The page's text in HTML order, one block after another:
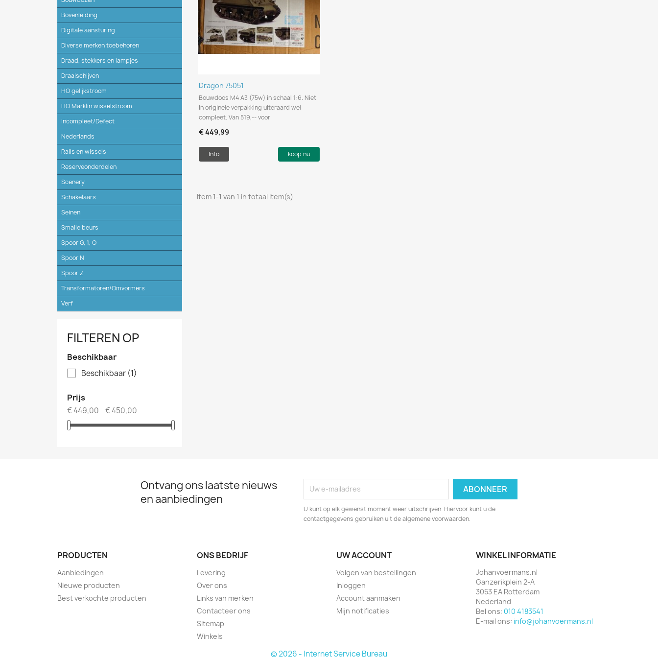
Bovenleiding
Digitale aansturing
Diverse merken toebehoren
Draad, stekkers en lampjes
Draaischijven
HO gelijkstroom
HO Marklin wisselstroom
Incompleet/Defect
Nederlands
Rails en wissels
Reserveonderdelen
Scenery
Schakelaars
Seinen
Smalle beurs
Spoor G, 1, O
Spoor N
Spoor Z
Transformatoren/Omvormers
Verf
FILTEREN OP
Beschikbaar
Beschikbaar (1)
Prijs
€ 449,00 - € 450,00
Snel bekijken
Dragon 75051
Bouwdoos M4 A3 (75w) in schaal 1:6. Niet
in originele verpakking uiteraard wel
compleet. Van 519,-- voor
€ 449,99
Info koop nu
Item 1-1 van 1 in totaal item(s)
Ontvang ons laatste nieuws
en aanbiedingen
U kunt op elk gewenst moment weer uitschrijven. Hiervoor kunt u de
contactgegevens gebruiken uit de algemene voorwaarden.
PRODUCTEN
Aanbiedingen
Nieuwe producten
Best verkochte producten
ONS BEDRIJF
Levering
Over ons
Links van merken
Contacteer ons
Sitemap
Winkels
UW ACCOUNT
Volgen van bestellingen
Inloggen
Account aanmaken
Mijn notificaties
WINKEL INFORMATIE
Johanvoermans.nl
Ganzerikplein 2-A
3053 EA Rotterdam
Nederland
Bel ons: 010 4183541
E-mail ons: info@johanvoermans.nl
© 2026 - Internet Service Bureau